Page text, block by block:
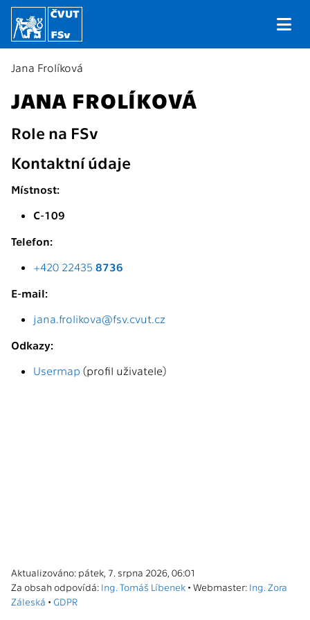
Jana Frolíková
JANA FROLÍKOVÁ
Role na FSv
Kontaktní údaje
Místnost:
C-109
Telefon:
+420 22435 8736
E-mail:
jana.frolikova@fsv.cvut.cz
Odkazy:
Usermap (profil uživatele)
Aktualizováno: pátek, 7. srpna 2026, 06:01
Za obsah odpovídá: Ing. Tomáš Líbenek • Webmaster: Ing. Zora
Záleská • GDPR